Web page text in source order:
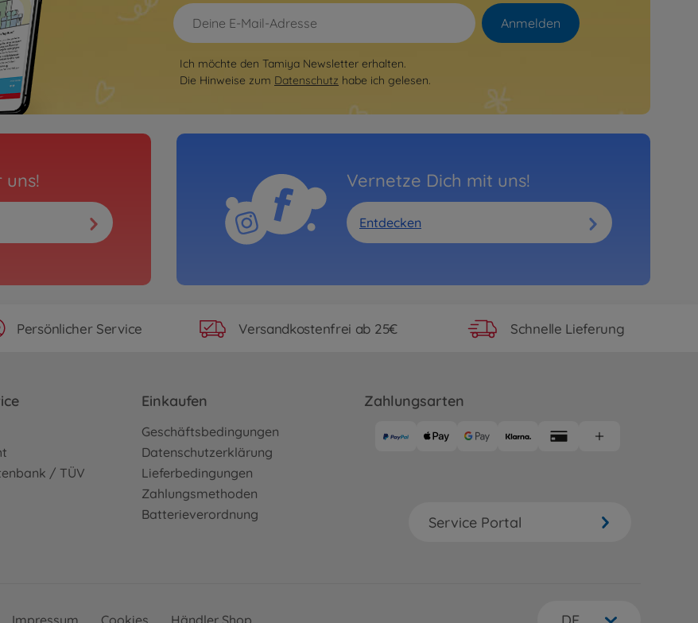
Anmelden
Ich möchte den Tamiya Newsletter erhalten.
Die Hinweise zum Datenschutz habe ich gelesen.
Vernetze Dich mit uns!
Entdecken
Persönlicher Service Versandkostenfrei ab 25€ Schnelle Lieferung
/ TÜV
Einkaufen
Geschäftsbedingungen
Datenschutzerklärung
Lieferbedingungen
Zahlungsmethoden
Batterieverordnung
Zahlungsarten
Service Portal
Impressum Cookies Händler Shop